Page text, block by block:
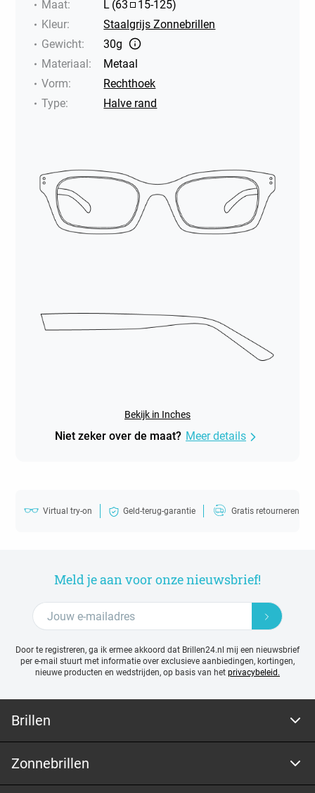
Maat: L (63 15-125)
Kleur:
Staalgrijs Zonnebrillen
Gewicht:
30g
Materiaal:
Metaal
Vorm:
Rechthoek
Type: Halve rand
Bekijk in Inches
Niet zeker over de maat? Meer details
Virtual try-on Geld-terug-garantie Gratis retourneren
Meld je aan voor onze nieuwsbrief!
Door te registreren, ga ik ermee akkoord dat Brillen24.nl mij een nieuwsbrief
per e-mail stuurt met informatie over exclusieve aanbiedingen, kortingen,
nieuwe producten en wedstrijden, op basis van het privacybeleid.
Brillen
Zonnebrillen